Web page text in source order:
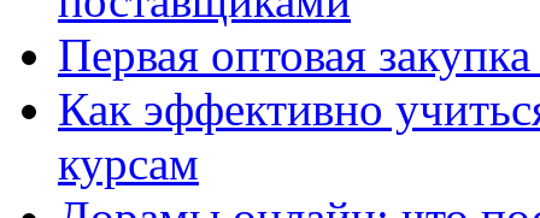
Первая оптовая
Как эффективно
курсам